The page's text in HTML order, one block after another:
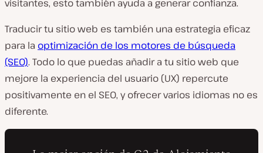
visitantes, esto también ayuda a generar confianza.
Traducir tu sitio web es también una estrategia eficaz
para la optimización de los motores de búsqueda
(SEO). Todo lo que puedas añadir a tu sitio web que
mejore la experiencia del usuario (UX) repercute
positivamente en el SEO, y ofrecer varios idiomas no es
diferente.